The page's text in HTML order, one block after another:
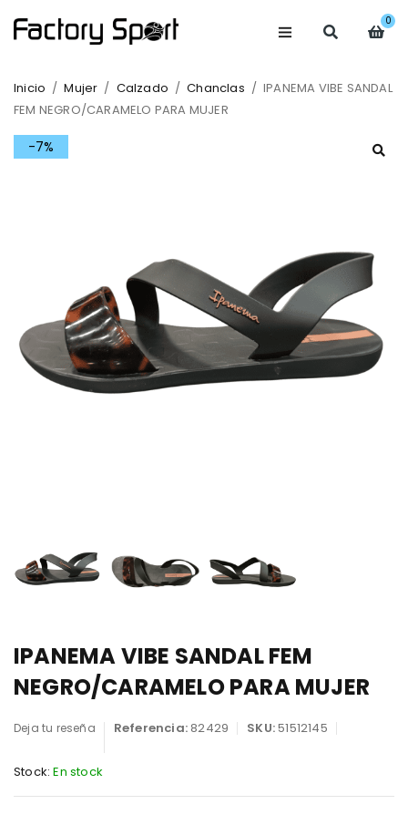
0
Inicio / Mujer / Calzado / Chanclas / IPANEMA VIBE SANDAL
FEM NEGRO/CARAMELO PARA MUJER
-7%
IPANEMA VIBE SANDAL FEM
NEGRO/CARAMELO PARA MUJER
Deja tu reseña Referencia: 82429 SKU:51512145
Stock: En stock